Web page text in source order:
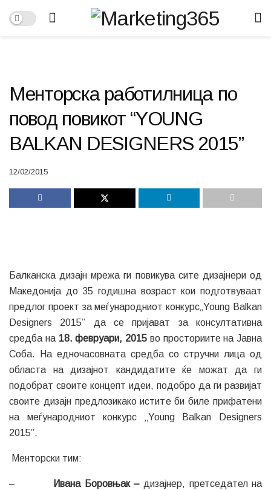
Mенторска работилница по
повод повикот “YOUNG
BALKAN DESIGNERS 2015”
12/02/2015
Балканска дизајн мрежа ги повикува сите дизајнери од
Македонија до 35 годишна возраст кои подготвуваат
предлог проект за меѓународниот конкурс„Young Balkan
Designers 2015” да се пријават за консултативна
средба на 18. февруари, 2015 во просториите на Јавна
Соба. На едночасовната средба со стручни лица од
областа на дизајнот кандидатите ќе можат да ги
подобрат своите концепт идеи, подобро да ги развијат
своите дизајн предлозикако истите би биле прифатени
на меѓународниот конкурс „Young Balkan Designers
2015”.
Менторски тим:
– Ивана Боровњак –дизајнер, претседател на